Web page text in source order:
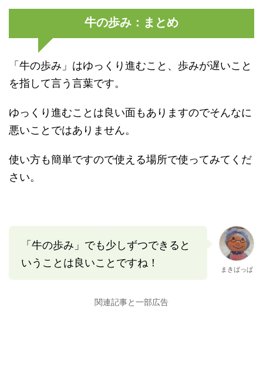
牛の歩み：まとめ
「牛の歩み」はゆっくり進むこと、歩みが遅いこと
を指して言う言葉です。
ゆっくり進むことは良い面もありますのでそんなに
悪いことではありません。
使い方も簡単ですので使える場所で使ってみてくだ
さい。
「牛の歩み」でも少しずつできると
いうことは良いことですね！
まきばっぱ
関連記事と一部広告